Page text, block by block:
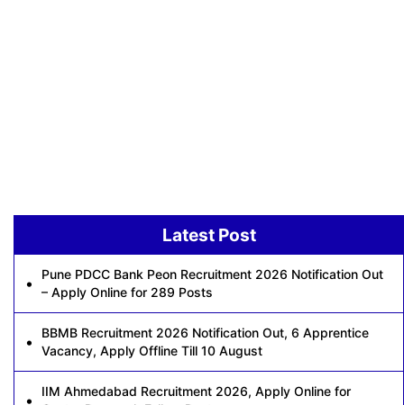
Latest Post
Pune PDCC Bank Peon Recruitment 2026 Notification Out
– Apply Online for 289 Posts
BBMB Recruitment 2026 Notification Out, 6 Apprentice
Vacancy, Apply Offline Till 10 August
IIM Ahmedabad Recruitment 2026, Apply Online for